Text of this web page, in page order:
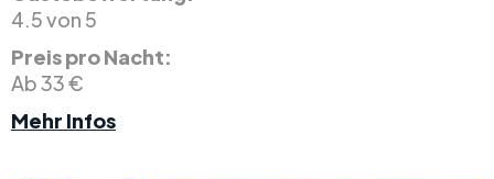
4.5 von 5
Preis pro Nacht:
Ab 33 €
Mehr Infos